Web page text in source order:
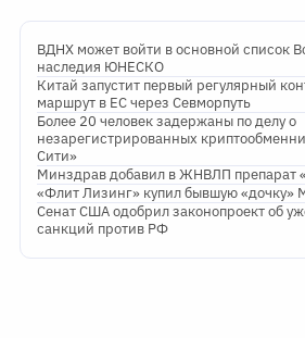
ВДНХ может войти в основной список
наследия ЮНЕСКО
Китай запустит первый регулярный
маршрут в ЕС через Севморпуть
Более 20 человек задержаны по делу о
незарегистрированных
Сити»
Минздрав добавил в ЖНВЛП препарат
«Флит Лизинг» купил бывшую «дочку»
Сенат США одобрил законопроект об
санкций против РФ